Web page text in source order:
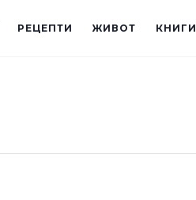
РЕЦЕПТИ ЖИВОТ КНИГИ